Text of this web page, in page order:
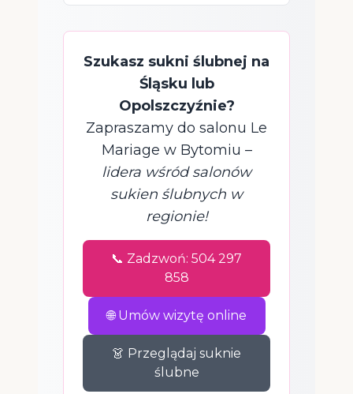
Szukasz sukni ślubnej na
Śląsku lub
Opolszczyźnie?
Zapraszamy do salonu Le
Mariage w Bytomiu –
lidera wśród salonów
sukien ślubnych w
regionie!
📞 Zadzwoń: 504 297
858
🌐 Umów wizytę online
👗 Przeglądaj suknie
ślubne